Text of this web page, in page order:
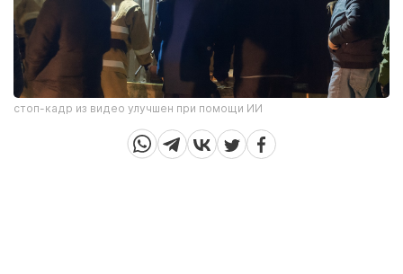
стоп-кадр из видео улучшен при помощи ИИ